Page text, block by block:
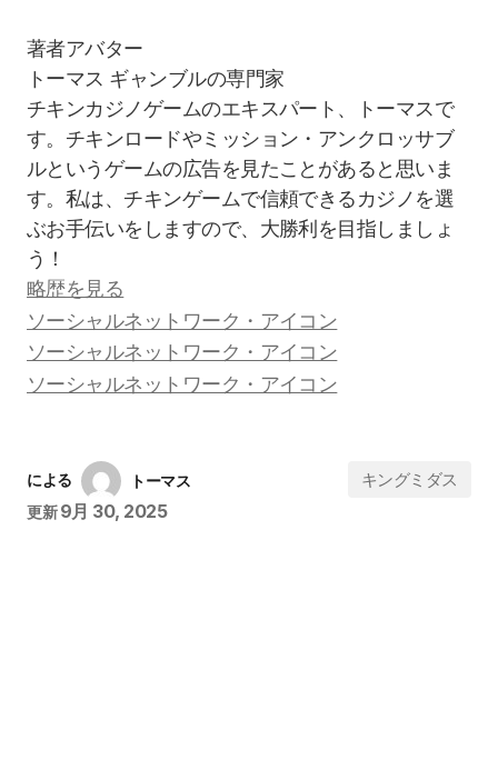
トーマス ギャンブルの専門家
チキンカジノゲームのエキスパート、トーマスで
す。チキンロードやミッション・アンクロッサブ
ルというゲームの広告を見たことがあると思いま
す。私は、チキンゲームで信頼できるカジノを選
ぶお手伝いをしますので、大勝利を目指しましょ
う！
略歴を見る
による
トーマス
更新 9月 30, 2025
キングミダス